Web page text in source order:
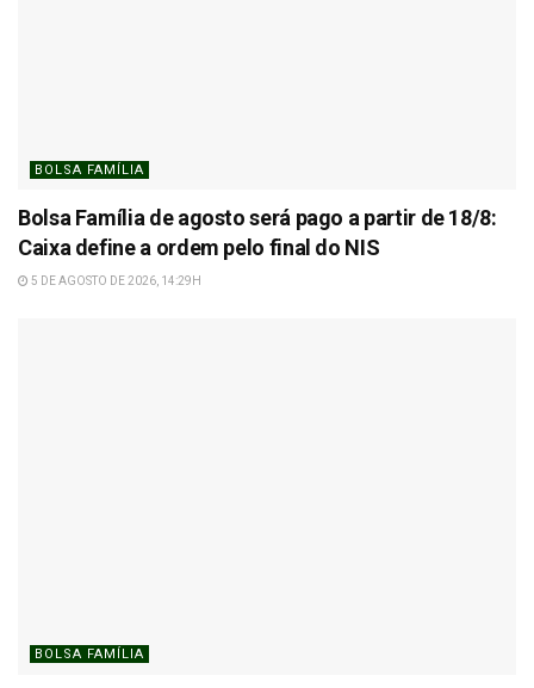
BOLSA FAMÍLIA
Bolsa Família de agosto será pago a partir de 18/8:
Caixa define a ordem pelo final do NIS
5 DE AGOSTO DE 2026, 14:29H
BOLSA FAMÍLIA